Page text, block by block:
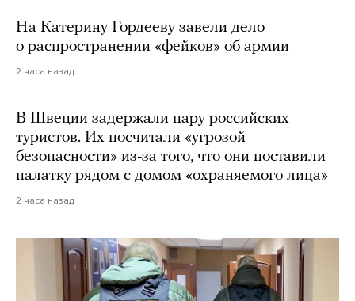
На Катерину Гордееву завели дело
о распространении «фейков» об армии
2 часа назад
В Швеции задержали пару российских
туристов. Их посчитали «угрозой
безопасности» из-за того, что они поставили
палатку рядом с домом «охраняемого лица»
2 часа назад